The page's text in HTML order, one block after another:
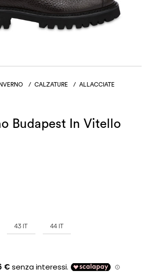
/ CALZATURE / ALLACCIATE
Budapest In Vitello
43 IT 44 IT